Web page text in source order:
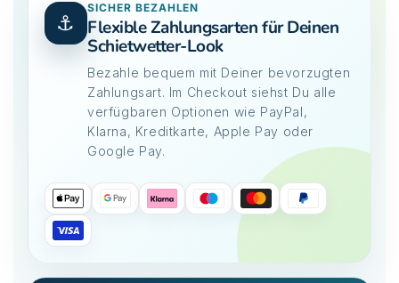
⚓
SICHER BEZAHLEN
Flexible Zahlungsarten für Deinen
Schietwetter-Look
Bezahle bequem mit Deiner bevorzugten
Zahlungsart. Im Checkout siehst Du alle
verfügbaren Optionen wie PayPal,
Klarna, Kreditkarte, Apple Pay oder
Google Pay.